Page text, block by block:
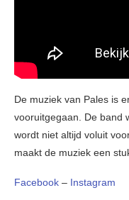
De muziek van Pales is
vooruitgegaan. De band
wordt niet altijd voluit
maakt de muziek een
Facebook – Instagram